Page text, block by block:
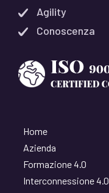
Agility
Conoscenza
Home
Azienda
Formazione 4.0
Interconnessione 4.0